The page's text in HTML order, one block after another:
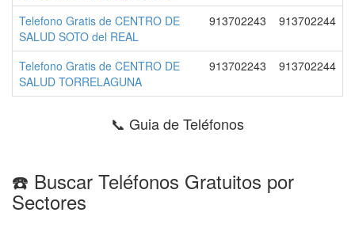
Telefono Gratis de CENTRO DE
SALUD SOTO del REAL
913702243 913702244
Telefono Gratis de CENTRO DE
SALUD TORRELAGUNA
913702243 913702244
📞 Guia de Teléfonos
☎️ Buscar Teléfonos Gratuitos por
Sectores